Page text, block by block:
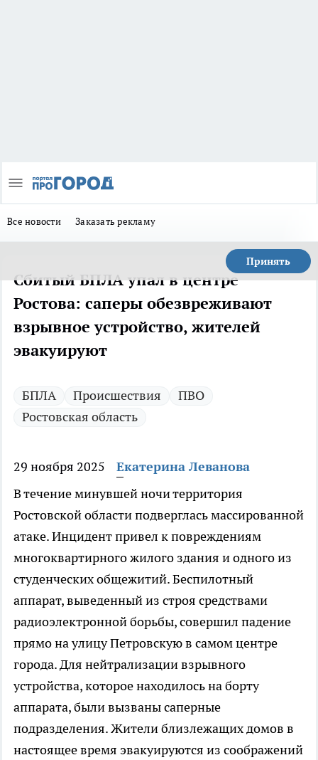
Все новости Заказать рекламу
Принять
Сбитый БПЛА упал в центре
Ростова: саперы обезвреживают
взрывное устройство, жителей
эвакуируют
БПЛА Происшествия
ПВО
Ростовская область
29 ноября 2025
Екатерина Леванова
В течение минувшей ночи территория
Ростовской области подверглась массированной
атаке. Инцидент привел к повреждениям
многоквартирного жилого здания и одного из
студенческих общежитий. Беспилотный
аппарат, выведенный из строя средствами
радиоэлектронной борьбы, совершил падение
прямо на улицу Петровскую в самом центре
города. Для нейтрализации взрывного
устройства, которое находилось на борту
аппарата, были вызваны саперные
подразделения. Жители близлежащих домов в
настоящее время эвакуируются из соображений